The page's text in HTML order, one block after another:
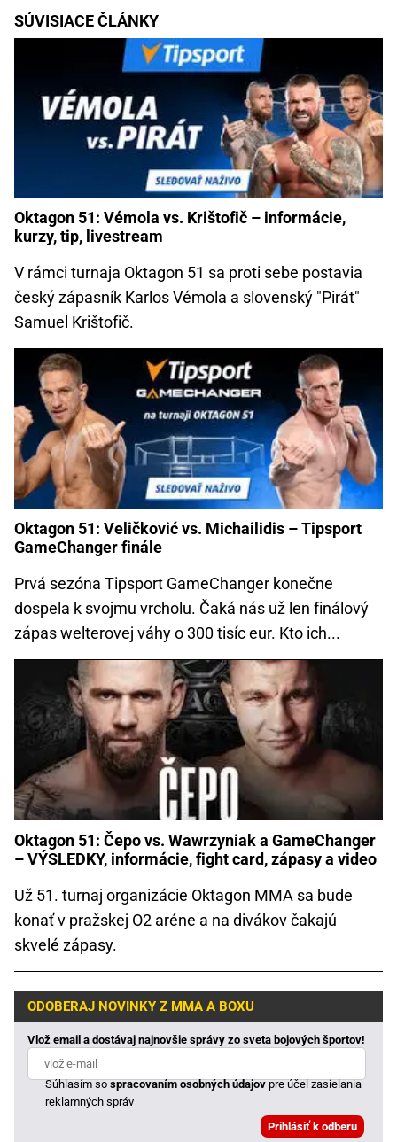
SÚVISIACE ČLÁNKY
Oktagon 51: Vémola vs. Krištofič – informácie,
kurzy, tip, livestream
V rámci turnaja Oktagon 51 sa proti sebe postavia
český zápasník Karlos Vémola a slovenský "Pirát"
Samuel Krištofič.
Oktagon 51: Veličković vs. Michailidis – Tipsport
GameChanger finále
Prvá sezóna Tipsport GameChanger konečne
dospela k svojmu vrcholu. Čaká nás už len finálový
zápas welterovej váhy o 300 tisíc eur. Kto ich...
Oktagon 51: Čepo vs. Wawrzyniak a GameChanger
– VÝSLEDKY, informácie, fight card, zápasy a video
Už 51. turnaj organizácie Oktagon MMA sa bude
konať v pražskej O2 aréne a na divákov čakajú
skvelé zápasy.
ODOBERAJ NOVINKY Z MMA A BOXU
Vlož email a dostávaj najnovšie správy zo sveta bojových športov!
Súhlasím sospracovaním osobných údajovpre účel zasielania
reklamných správ